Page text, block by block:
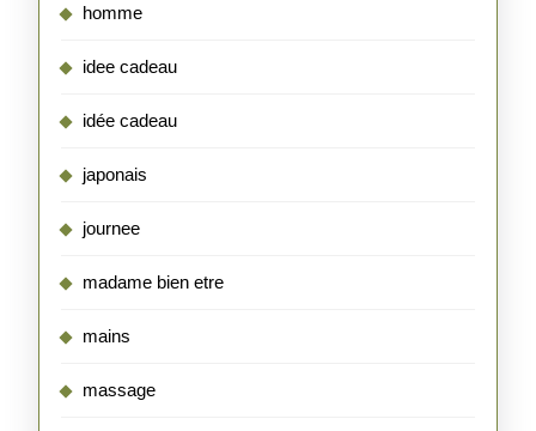
homme
idee cadeau
idée cadeau
japonais
journee
madame bien etre
mains
massage